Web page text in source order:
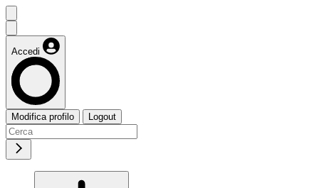
Accedi
Modifica profilo Logout